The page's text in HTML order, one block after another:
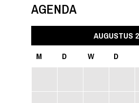
AGENDA
AUGUSTUS
M
D W D